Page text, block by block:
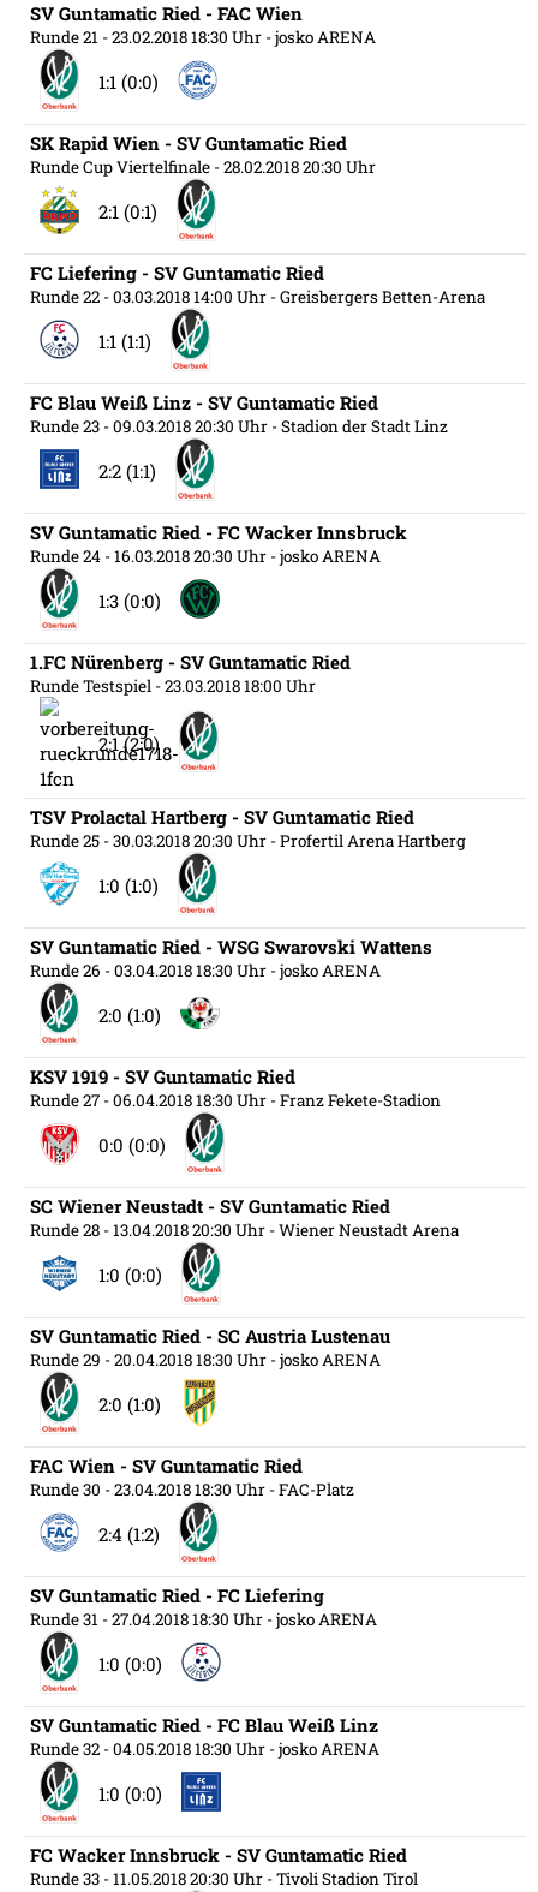
SV Guntamatic Ried - FAC Wien
Runde 21 - 23.02.2018 18:30 Uhr - josko ARENA
1:1 (0:0)
SK Rapid Wien - SV Guntamatic Ried
Runde Cup Viertelfinale - 28.02.2018 20:30 Uhr
2:1 (0:1)
FC Liefering - SV Guntamatic Ried
Runde 22 - 03.03.2018 14:00 Uhr - Greisbergers Betten-Arena
1:1 (1:1)
FC Blau Weiß Linz - SV Guntamatic Ried
Runde 23 - 09.03.2018 20:30 Uhr - Stadion der Stadt Linz
2:2 (1:1)
SV Guntamatic Ried - FC Wacker Innsbruck
Runde 24 - 16.03.2018 20:30 Uhr - josko ARENA
1:3 (0:0)
1.FC Nürenberg - SV Guntamatic Ried
Runde Testspiel - 23.03.2018 18:00 Uhr
2:1 (2:0)
TSV Prolactal Hartberg - SV Guntamatic Ried
Runde 25 - 30.03.2018 20:30 Uhr - Profertil Arena Hartberg
1:0 (1:0)
SV Guntamatic Ried - WSG Swarovski Wattens
Runde 26 - 03.04.2018 18:30 Uhr - josko ARENA
2:0 (1:0)
KSV 1919 - SV Guntamatic Ried
Runde 27 - 06.04.2018 18:30 Uhr - Franz Fekete-Stadion
0:0 (0:0)
SC Wiener Neustadt - SV Guntamatic Ried
Runde 28 - 13.04.2018 20:30 Uhr - Wiener Neustadt Arena
1:0 (0:0)
SV Guntamatic Ried - SC Austria Lustenau
Runde 29 - 20.04.2018 18:30 Uhr - josko ARENA
2:0 (1:0)
FAC Wien - SV Guntamatic Ried
Runde 30 - 23.04.2018 18:30 Uhr - FAC-Platz
2:4 (1:2)
SV Guntamatic Ried - FC Liefering
Runde 31 - 27.04.2018 18:30 Uhr - josko ARENA
1:0 (0:0)
SV Guntamatic Ried - FC Blau Weiß Linz
Runde 32 - 04.05.2018 18:30 Uhr - josko ARENA
1:0 (0:0)
FC Wacker Innsbruck - SV Guntamatic Ried
Runde 33 - 11.05.2018 20:30 Uhr - Tivoli Stadion Tirol